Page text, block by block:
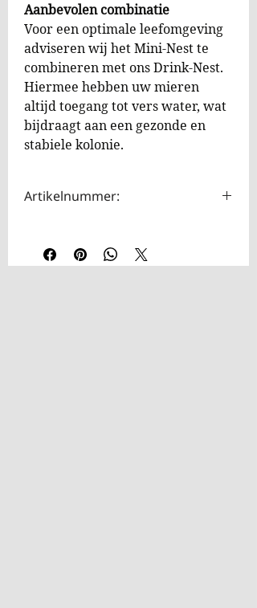
Aanbevolen combinatie
Voor een optimale leefomgeving
adviseren wij het Mini-Nest te
combineren met ons Drink-Nest.
Hiermee hebben uw mieren
altijd toegang tot vers water, wat
bijdraagt aan een gezonde en
stabiele kolonie.
Artikelnummer: